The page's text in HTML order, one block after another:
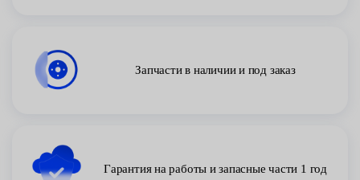
Запчасти в наличии и под заказ
Гарантия на работы и запасные части 1 год